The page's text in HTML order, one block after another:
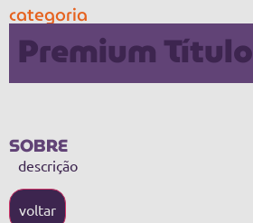
categoria
Premium Título
SOBRE
descrição
voltar